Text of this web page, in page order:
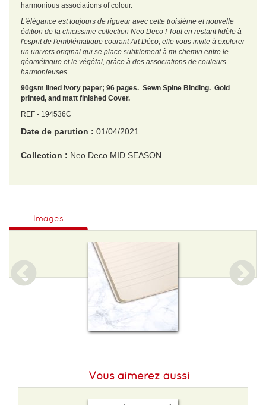
harmonious associations of colour.
L'élégance est toujours de rigueur avec cette troisième et nouvelle
édition de la chicissime collection Neo Deco ! Tout en restant fidèle à
l'esprit de l'emblématique courant Art Déco, elle vous invite à explorer
un univers original qui se place subtilement à mi-chemin entre le
géométrique et le végétal, grâce à des associations de couleurs
harmonieuses.
90gsm lined ivory paper; 96 pages. Sewn Spine Binding. Gold
printed, and matt finished Cover.
REF - 194536C
Date de parution : 01/04/2021
Collection : Neo Deco MID SEASON
Format L :148
Epaisseur :
Images
Vous aimerez aussi